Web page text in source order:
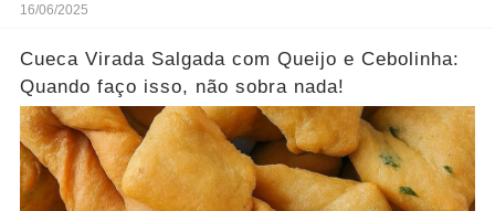
16/06/2025
Cueca Virada Salgada com Queijo e Cebolinha:
Quando faço isso, não sobra nada!